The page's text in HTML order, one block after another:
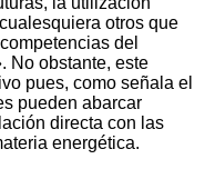
otros que
del
No obstante, este
pues, como señala el
pueden abarcar
directa con las
energética.